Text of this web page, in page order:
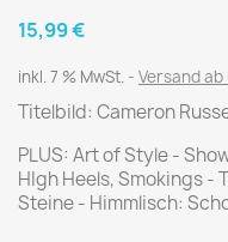
15,99 €
inkl. 7 % MwSt. Versand ab
Titelbild: Cameron
PLUS: Art of Style -
HIgh Heels, Smokings -
Steine - Himmlisch: